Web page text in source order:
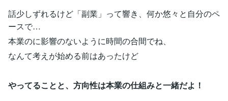
話少しずれるけど「副業」って響き、何か悠々と自分のペ
ースで…
本業のに影響のないように時間の合間でね、
なんて考えが始める前はあったけど
やってることと、方向性は本業の仕組みと一緒だよ！